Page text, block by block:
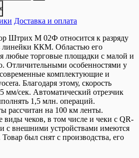
Доставка и оплата
Штрих М 02Ф относится к разряду
линейки ККМ. Областью его
любые торговые площадки с малой и
Отличительными особенностями у
современные комплектующие и
Благодаря этому, скорость
мм/сек. Автоматический отрезчик
1,5 млн. операций.
рассчитан на 100 км ленты.
виды чеков, в том числе и чеки с QR-
с внешними устройствами имеются
был снят с производства, его